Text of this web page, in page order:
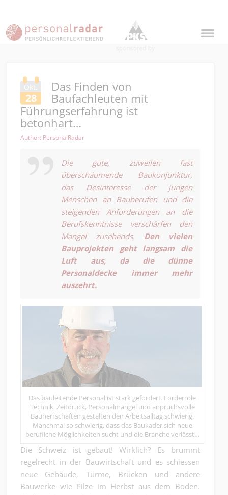
Okt.
28
Das Finden von
Baufachleuten mit
Führungserfahrung ist
betonhart…
Author: PersonalRadar
Die gute, zuweilen fast
überschäumende Baukonjunktur,
das Desinteresse der jungen
Menschen an Bauberufen und die
steigenden Anforderungen an die
Berufskenntnisse verschärfen den
Mangel zusehends. Den vielen
Bauprojekten geht langsam die
Luft aus, da
die dünne
Personaldecke immer mehr
auszehrt.
Das bauleitende Personal ist stark gefordert. Fordernde
Technik, Zeitdruck, Personalmangel und anpruchsvolle
Bauherrschaften gestalten den Arbeitsalltag schwierig.
Manchmal so schwierig, dass das Baukader sich neue
berufliche Möglichkeiten sucht und die Branche verlässt…
Die Schweiz ist gebaut! Wirklich? Es brummt
regelrecht in der Bauwirtschaft und es schiessen
neue Gebäude, Türme, Brücken und andere
Bauwerke wie Pilze im Herbst aus dem Boden.